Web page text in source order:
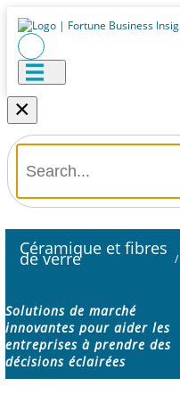
×
Céramique et fibres
de verre /
Solutions de marché
innovantes pour aider les
entreprises à prendre des
décisions éclairées